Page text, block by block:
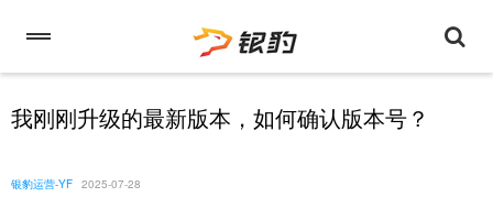
我刚刚升级的最新版本，如何确认版本号？
银豹运营-YF 2025-07-28